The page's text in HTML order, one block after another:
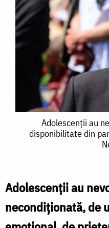
Adolescenții
dialog
viu
Adolescenții au
disponibilitate din
Adolescenţii au
necondiţionată, de